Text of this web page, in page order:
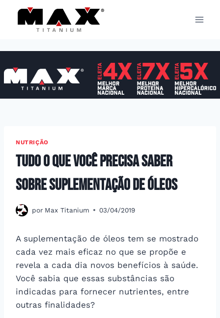
NUTRIÇÃO
Tudo o que você precisa saber
sobre suplementação de óleos
por Max Titanium 03/04/2019
A suplementação de óleos tem se mostrado
cada vez mais eficaz no que se propõe e
revela a cada dia novos benefícios à saúde.
Você sabia que essas substâncias são
indicadas para fornecer nutrientes, entre
outras finalidades?